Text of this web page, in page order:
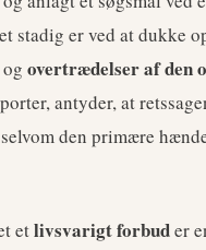
stadig er ved at dukke
og overtrædelser af den
antyder, at
den primære
etlivsvarigt forbuder